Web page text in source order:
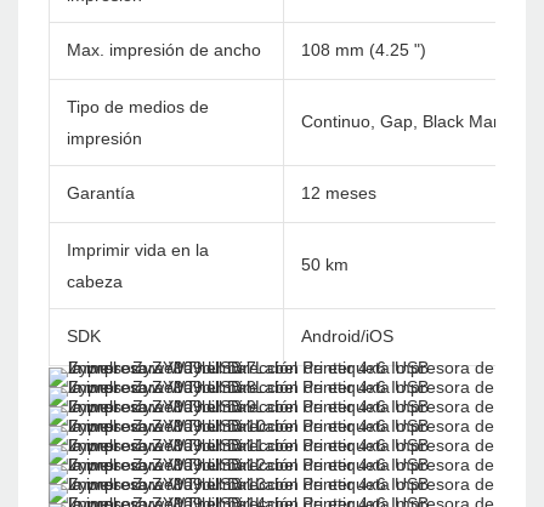
Max. impresión de ancho 108 mm (4.25 ")
Tipo de medios de
impresión
Continuo, Gap, Black Mark,
Garantía 12 meses
Imprimir vida en la
cabeza
50 km
SDK Android/iOS